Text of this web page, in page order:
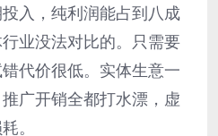
入，纯利润能占到八成
业没法对比的。只需要
代价很低。实体生意一
广开销全都打水漂，虚
。